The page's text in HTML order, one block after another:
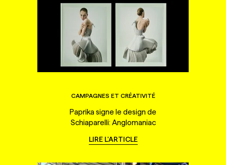
CAMPAGNES ET CRÉATIVITÉ
Paprika signe le design de
Schiaparelli: Anglomaniac
LIRE L'ARTICLE